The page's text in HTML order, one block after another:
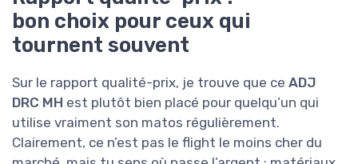
bon choix pour ceux qui
tournent souvent
Sur le rapport qualité-prix, je trouve que ce ADJ
DRC MH est plutôt bien placé pour quelqu’un qui
utilise vraiment son matos régulièrement.
Clairement, ce n’est pas le flight le moins cher du